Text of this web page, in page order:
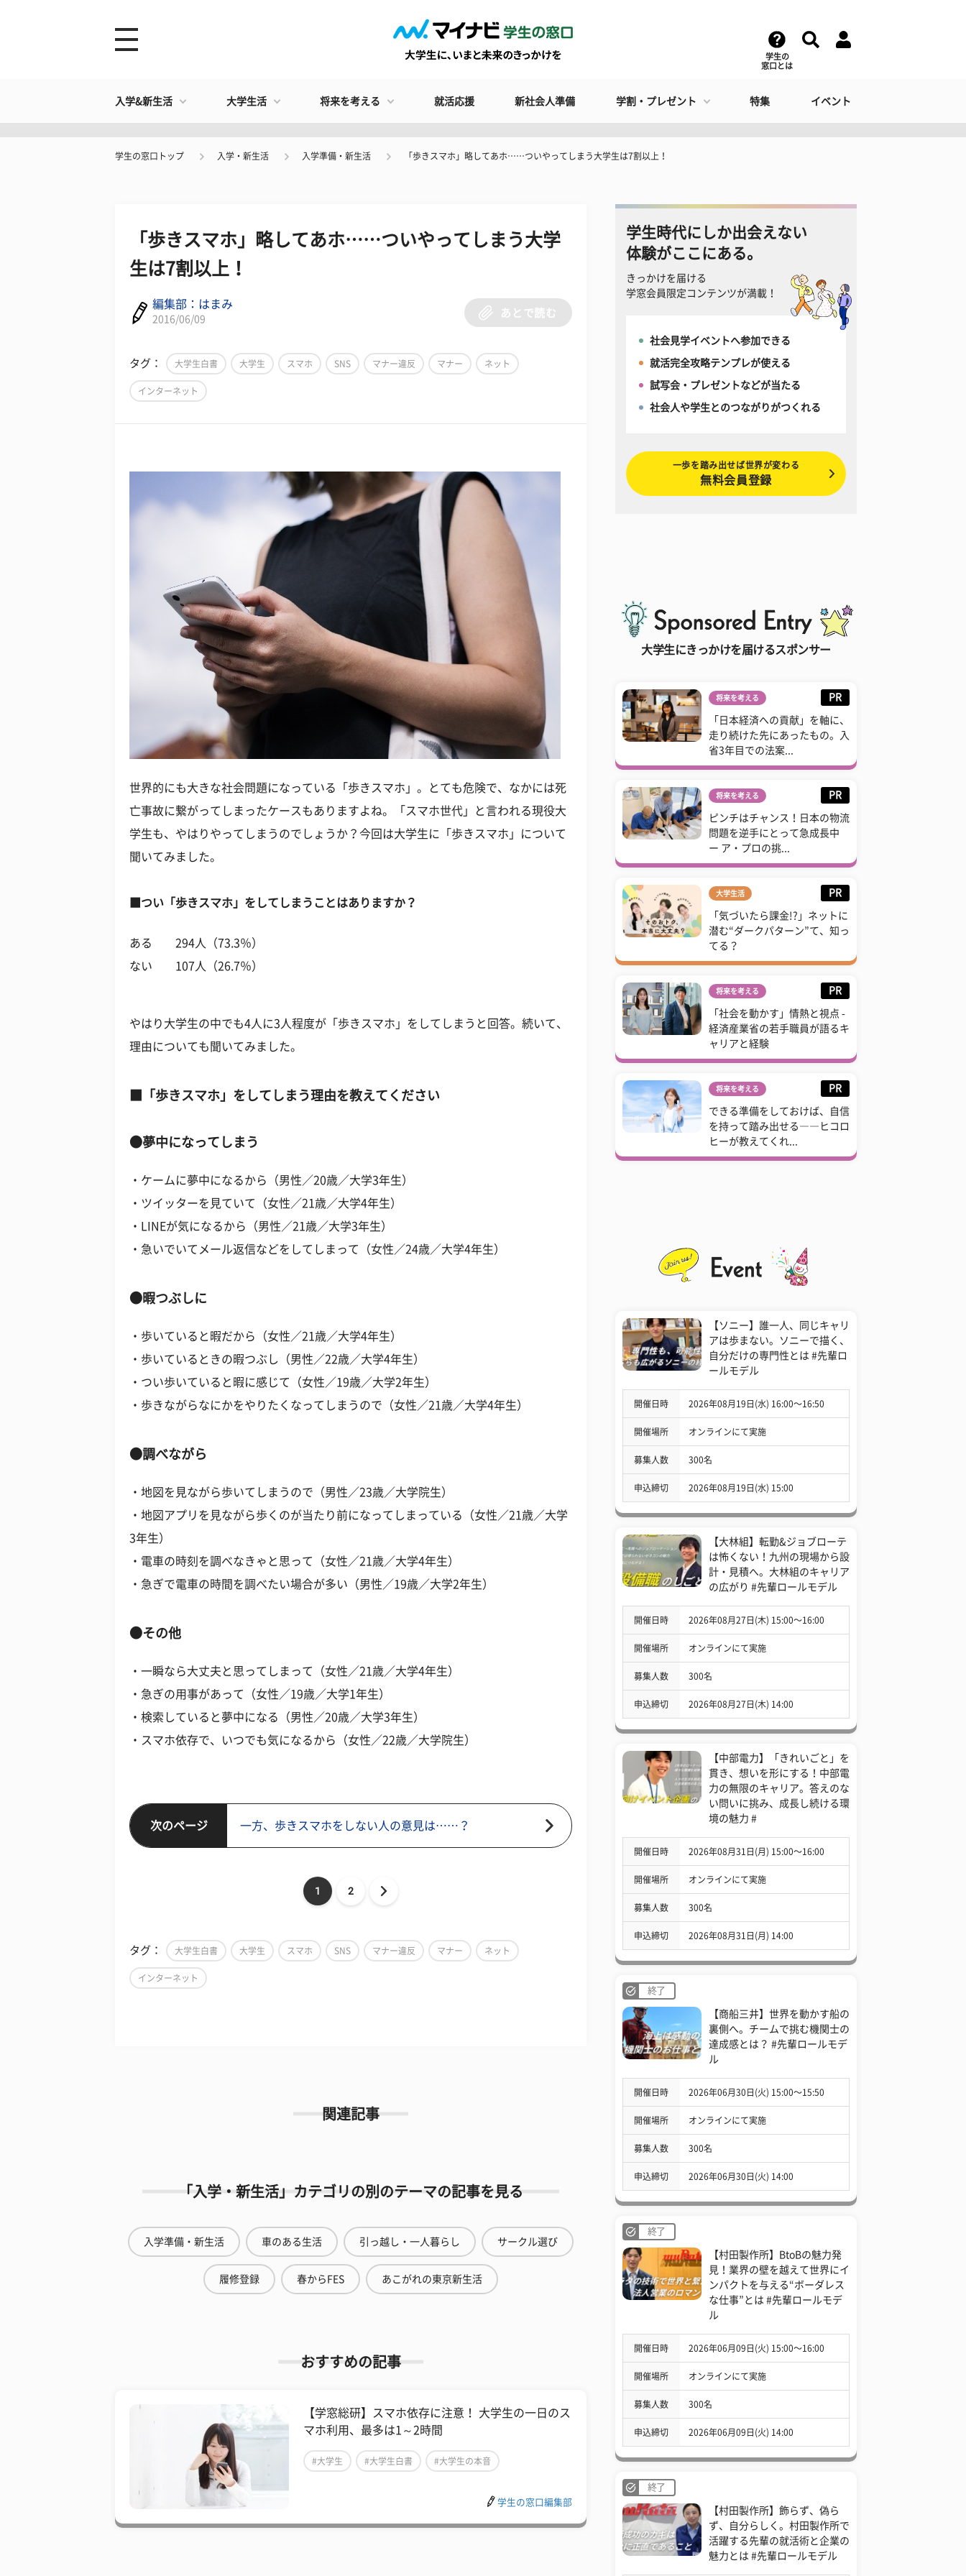
学生の
窓口とは
入学&新生活 大学生活 将来を考える 就活応援 新社会人準備 学割・プレゼント 特集 イベント
学生の窓口トップ 入学・新生活 入学準備・新生活 「歩きスマホ」略してあホ……ついやってしまう大学生は7割以上！
「歩きスマホ」略してあホ……ついやってしまう大学
生は7割以上！
編集部：はまみ
2016/06/09
あとで読む
タグ： 大学生白書 大学生 スマホ SNS マナー違反 マナー ネット
インターネット
世界的にも大きな社会問題になっている「歩きスマホ」。とても危険で、なかには死
亡事故に繋がってしまったケースもありますよね。「スマホ世代」と言われる現役大
学生も、やはりやってしまうのでしょうか？今回は大学生に「歩きスマホ」について
聞いてみました。
■つい「歩きスマホ」をしてしまうことはありますか？
ある 294人（73.3％）
ない 107人（26.7％）
やはり大学生の中でも4人に3人程度が「歩きスマホ」をしてしまうと回答。続いて、
理由についても聞いてみました。
■「歩きスマホ」をしてしまう理由を教えてください
●夢中になってしまう
・ケームに夢中になるから（男性／20歳／大学3年生）
・ツイッターを見ていて（女性／21歳／大学4年生）
・LINEが気になるから（男性／21歳／大学3年生）
・急いでいてメール返信などをしてしまって（女性／24歳／大学4年生）
●暇つぶしに
・歩いていると暇だから（女性／21歳／大学4年生）
・歩いているときの暇つぶし（男性／22歳／大学4年生）
・つい歩いていると暇に感じて（女性／19歳／大学2年生）
・歩きながらなにかをやりたくなってしまうので（女性／21歳／大学4年生）
●調べながら
・地図を見ながら歩いてしまうので（男性／23歳／大学院生）
・地図アプリを見ながら歩くのが当たり前になってしまっている（女性／21歳／大学
3年生）
・電車の時刻を調べなきゃと思って（女性／21歳／大学4年生）
・急ぎで電車の時間を調べたい場合が多い（男性／19歳／大学2年生）
●その他
・一瞬なら大丈夫と思ってしまって（女性／21歳／大学4年生）
・急ぎの用事があって（女性／19歳／大学1年生）
・検索していると夢中になる（男性／20歳／大学3年生）
・スマホ依存で、いつでも気になるから（女性／22歳／大学院生）
次のページ 一方、歩きスマホをしない人の意見は……？
1 2
タグ： 大学生白書 大学生 スマホ SNS マナー違反 マナー ネット
インターネット
関連記事
「入学・新生活」カテゴリの別のテーマの記事を見る
入学準備・新生活 車のある生活 引っ越し・一人暮らし サークル選び
履修登録 春からFES あこがれの東京新生活
おすすめの記事
【学窓総研】スマホ依存に注意！ 大学生の一日のス
マホ利用、最多は1～2時間
#大学生 #大学生白書 #大学生の本音
学生の窓口編集部
学生時代にしか出会えない
体験がここにある。
きっかけを届ける
学窓会員限定コンテンツが満載！
社会見学イベントへ参加できる
就活完全攻略テンプレが使える
試写会・プレゼントなどが当たる
社会人や学生とのつながりがつくれる
一歩を踏み出せば世界が変わる
無料会員登録
大学生にきっかけを届けるスポンサー
将来を考える PR
「日本経済への貢献」を軸に、
走り続けた先にあったもの。入
省3年目での法案...
将来を考える PR
ピンチはチャンス！日本の物流
問題を逆手にとって急成長中
ー ア・プロの挑...
大学生活 PR
「気づいたら課金!?」ネットに
潜む“ダークパターン”て、知っ
てる？
将来を考える PR
「社会を動かす」情熱と視点 -
経済産業省の若手職員が語るキ
ャリアと経験
将来を考える PR
できる準備をしておけば、自信
を持って踏み出せる――ヒコロ
ヒーが教えてくれ...
【ソニー】誰一人、同じキャリ
アは歩まない。ソニーで描く、
自分だけの専門性とは #先輩ロ
ールモデル
開催日時 2026年08月19日(水) 16:00〜16:50
開催場所 オンラインにて実施
募集人数 300名
申込締切 2026年08月19日(水) 15:00
【大林組】転勤&ジョブローテ
は怖くない！九州の現場から設
計・見積へ。大林組のキャリア
の広がり #先輩ロールモデル
開催日時 2026年08月27日(木) 15:00〜16:00
開催場所 オンラインにて実施
募集人数 300名
申込締切 2026年08月27日(木) 14:00
【中部電力】「きれいごと」を
貫き、想いを形にする！中部電
力の無限のキャリア。答えのな
い問いに挑み、成長し続ける環
境の魅力 #
開催日時 2026年08月31日(月) 15:00〜16:00
開催場所 オンラインにて実施
募集人数 300名
申込締切 2026年08月31日(月) 14:00
終了
【商船三井】世界を動かす船の
裏側へ。チームで挑む機関士の
達成感とは？ #先輩ロールモデ
ル
開催日時 2026年06月30日(火) 15:00〜15:50
開催場所 オンラインにて実施
募集人数 300名
申込締切 2026年06月30日(火) 14:00
終了
【村田製作所】BtoBの魅力発
見！業界の壁を越えて世界にイ
ンパクトを与える“ボーダレス
な仕事”とは #先輩ロールモデ
ル
開催日時 2026年06月09日(火) 15:00〜16:00
開催場所 オンラインにて実施
募集人数 300名
申込締切 2026年06月09日(火) 14:00
終了
【村田製作所】飾らず、偽ら
ず、自分らしく。村田製作所で
活躍する先輩の就活術と企業の
魅力とは #先輩ロールモデル